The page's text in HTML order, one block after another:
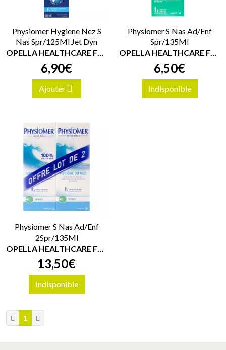
Physiomer Hygiene Nez S
Nas Spr/125Ml Jet Dyn
OPELLA HEALTHCARE FRANCE SAS
6,90€
Ajouter
Physiomer S Nas Ad/Enf
Spr/135Ml
OPELLA HEALTHCARE FRANCE SAS
6,50€
Indisponible
Physiomer S Nas Ad/Enf
2Spr/135Ml
OPELLA HEALTHCARE FRANCE SAS
13,50€
Indisponible
1